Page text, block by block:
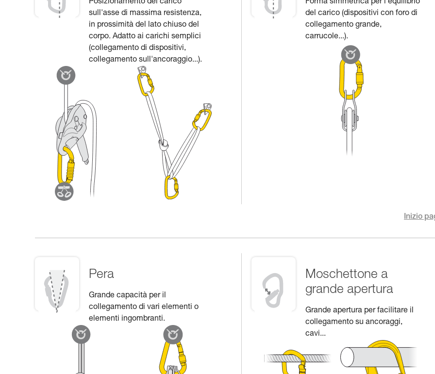
Posizionamento del carico
sull'asse di massima resistenza,
in prossimità del lato chiuso del
corpo. Adatto ai carichi semplici
(collegamento di dispositivi,
collegamento sull'ancoraggio...).
Forma simmetrica per l'equilibrio
del carico (dispositivi con foro di
collegamento grande,
carrucole...).
Inizio
Pera
Grande capacità per il
collegamento di vari elementi o
elementi ingombranti.
Moschettone a
grande apertura
Grande apertura per facilitare il
collegamento su ancoraggi,
cavi...